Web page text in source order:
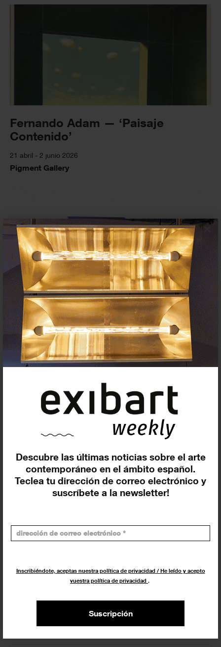
Descubre las últimas noticias sobre el arte
contemporáneo en el ámbito español.
Teclea tu dirección de correo electrónico y
suscríbete a la newsletter!
Inscribiéndote, aceptas nuestra política de privacidad / He leído y acepto
vuestra política de privacidad .
Suscripción
×
Fernando Adam — ‘Paisaje
Contenido’
21 abril - 2 junio 2026
Pigment Gallery
102,53 m² | Gerard Fernández Rico
9 junio - 16 julio 2023
Pigment Gallery
Network sede
TODOS ARTISTAS
COMISARIOS
OFICINAS DE PRENSAEDITORESOTROS
Producción - Organización